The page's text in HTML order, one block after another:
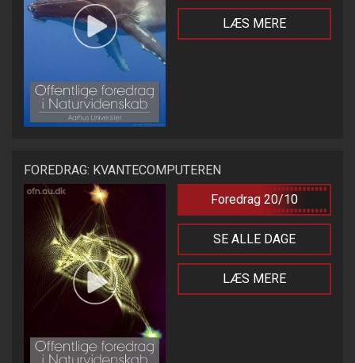
LÆS MERE
FOREDRAG: KVANTECOMPUTEREN
Foredrag 20/10
SE ALLE DAGE
LÆS MERE